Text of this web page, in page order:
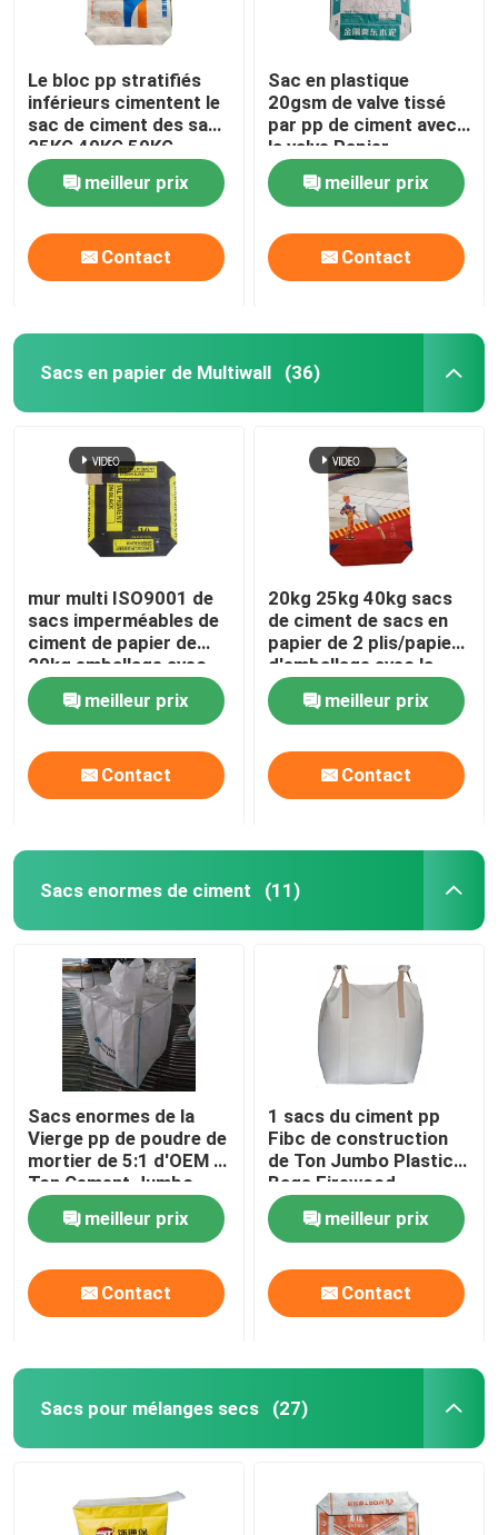
Le bloc pp stratifiés
inférieurs cimentent le
sac de ciment des sacs
25KG 40KG 50KG
Adstar
meilleur prix
Contact
Sac en plastique
20gsm de valve tissé
par pp de ciment avec
la valve Papier
d'emballage Brown
meilleur prix
Contact
Sacs en papier de Multiwall (36)
mur multi ISO9001 de
sacs imperméables de
ciment de papier de
20kg emballage avec
l'adhésif
meilleur prix
Contact
20kg 25kg 40kg sacs
de ciment de sacs en
papier de 2 plis/papier
d'emballage avec la
poudre adhésive
meilleur prix
Contact
Sacs enormes de ciment (11)
Sacs enormes de la
Vierge pp de poudre de
mortier de 5:1 d'OEM 1
Ton Cement Jumbo
Bags
meilleur prix
Contact
1 sacs du ciment pp
Fibc de construction
de Ton Jumbo Plastic
Bags Firewood
meilleur prix
Contact
Sacs pour mélanges secs (27)